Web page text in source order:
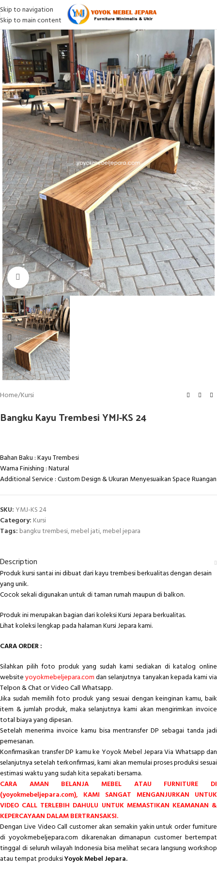
Skip to navigation
Skip to main content
Click to enlarge
Home/Kursi
Bangku Kayu Trembesi YMJ-KS 24
Bahan Baku : Kayu Trembesi
Warna Finishing : Natural
Additional Service : Custom Design & Ukuran Menyesuaikan Space Ruangan
SKU: YMJ-KS 24
Category: Kursi
Tags: bangku trembesi,mebel jati,mebel jepara
Description
Produk kursi santai ini dibuat dari kayu trembesi berkualitas dengan desain
yang unik.
Cocok sekali digunakan untuk di taman rumah maupun di balkon.
Produk ini merupakan bagian dari koleksi Kursi Jepara berkualitas.
Lihat koleksi lengkap pada halamanKursi Jeparakami.
CARA ORDER :
Silahkan pilih foto produk yang sudah kami sediakan di katalog online
websiteyoyokmebeljepara.comdan selanjutnya tanyakan kepada kami via
Telpon & Chat or Video Call Whatsapp.
Jika sudah memilih foto produk yang sesuai dengan keinginan kamu, baik
item & jumlah produk, maka selanjutnya kami akan mengirimkan invoice
total biaya yang dipesan.
Setelah menerima invoice kamu bisa mentransfer DP sebagai tanda jadi
pemesanan.
Konfirmasikan transfer DP kamu ke Yoyok Mebel Jepara Via Whatsapp dan
selanjutnya setelah terkonfirmasi, kami akan memulai proses produksi sesuai
estimasi waktu yang sudah kita sepakati bersama.
CARA AMAN BELANJA MEBEL ATAU FURNITURE DI
(yoyokmebeljepara.com), KAMI SANGAT MENGANJURKAN UNTUK
VIDEO CALL TERLEBIH DAHULU UNTUK MEMASTIKAN KEAMANAN &
KEPERCAYAAN DALAM BERTRANSAKSI.
Dengan Live Video Call customer akan semakin yakin untuk order furniture
di yoyokmebeljepara.com dikarenakan dimanapun customer bertempat
tinggal di seluruh wilayah Indonesia bisa melihat secara langsung workshop
atau tempat produksiYoyok Mebel Jepara.